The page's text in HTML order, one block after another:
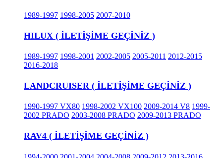
1989-1997 1998-2005 2007-2010
HILUX ( İLETİŞİME GEÇİNİZ )
1989-1997 1998-2001 2002-2005 2005-2011 2012-2015
2016-2018
LANDCRUISER ( İLETİŞİME GEÇİNİZ )
1990-1997 VX80 1998-2002 VX100 2009-2014 V8 1999-
2002 PRADO 2003-2008 PRADO 2009-2013 PRADO
RAV4 ( İLETİŞİME GEÇİNİZ )